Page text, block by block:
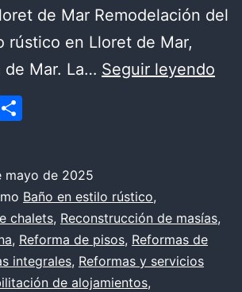
de Mar Remodelación del
rústico en Lloret de Mar,
de Mar. La… Seguir leyendo
en
mayo de 2025
Baño en estilo rústico,
chalets, Reconstrucción de masías,
, Reforma de pisos, Reformas de
integrales, Reformas y servicios
de alojamientos,